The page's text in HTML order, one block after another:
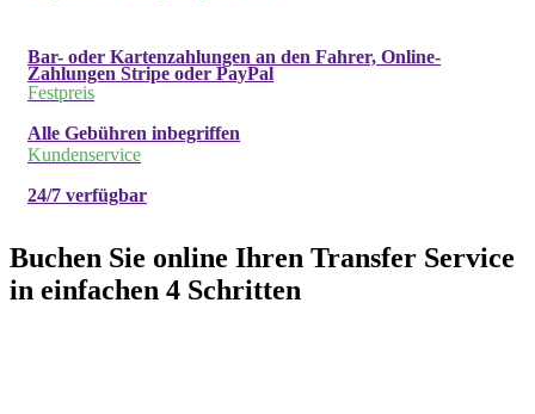
Bar- oder Kartenzahlungen an den Fahrer, Online-
Zahlungen Stripe oder PayPal
Festpreis
Alle Gebühren inbegriffen
Kundenservice
24/7 verfügbar
Buchen Sie online Ihren Transfer Service
in einfachen 4 Schritten